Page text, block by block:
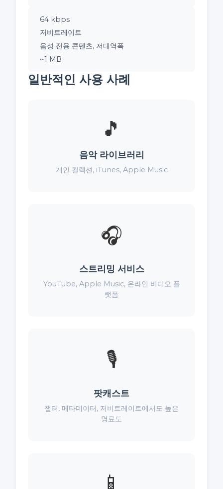
64 kbps
저비트레이트
음성 전용 콘텐츠, 저대역폭
~1 MB
일반적인 사용 사례
🎵
음악 라이브러리
개인 컬렉션, iTunes, Apple Music
🎧
스트리밍 서비스
YouTube, Apple Music, 온라인 비디오 플
랫폼
🎙️
팟캐스트
챕터, 메타데이터, 저비트레이트에서도 높은
명료도
📱